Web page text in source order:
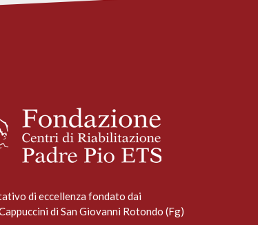
di eccellenza fondato dai
di San Giovanni Rotondo (Fg)